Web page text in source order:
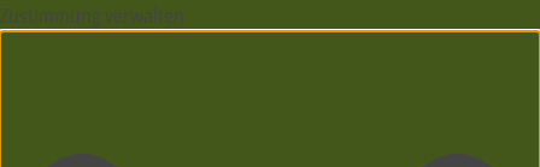
Zustimmung verwalten